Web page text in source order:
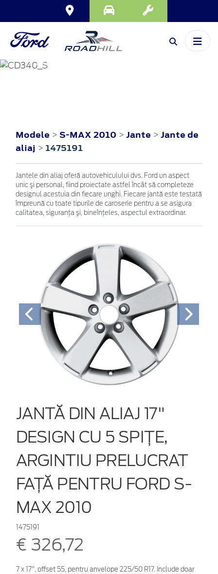
S-MAX
Modele > S-MAX 2010 > Jante > Jante de
aliaj > 1475191
Jantele din aliaj oferă autovehiculului dvs. Ford un aspect
unic şi personal, fiind proiectate astfel încât să completeze
designul acestuia din fiecare unghi. Fiecare jantă este testată
împreună cu toate tipurile de caroserie pentru a se asigura
calitatea, siguranţa şi, bineînţeles, aspectul extraordinar.
JANTĂ DIN ALIAJ 17"
DESIGN CU 5 SPIŢE,
ARGINTIU PRELUCRAT
FAŢĂ PENTRU FORD S-
MAX 2010
1475191
€ 326,72
7 x 17", offset 55, pentru anvelope 225/50 R17. Include doar